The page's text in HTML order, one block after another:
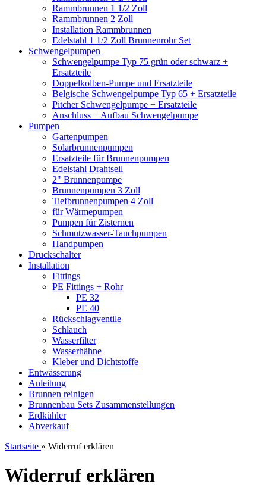
Rammbrunnen 1 1/2 Zoll
Rammbrunnen 2 Zoll
Installation Rammbrunnen
Edelstahl 1 1/2 Zoll Brunnenrohr Set
Schwengelpumpen
Schwengelpumpe Typ 75 grün oder schwarz +
Ersatzteile
Doppelkolben-Pumpe und Ersatzteile
Belgische Schwengelpumpe Typ 65 + Ersatzteile
Pitcher Schwengelpumpe + Ersatzteile
Anschluss + Aufbau Schwengelpumpe
Pumpen
Gartenpumpen
Solarbrunnenpumpen
Ersatzteile für Brunnenpumpen
Edelstahl Drahtseil
2" Brunnenpumpe
Brunnenpumpen 3 Zoll
Tiefbrunnenpumpen 4 Zoll
für Wärmepumpen
Pumpen für Zisternen
Schmutzwasser-Tauchpumpen
Handpumpen
Druckschalter
Installation
Fittings
PE Fittings + Rohr
PE 32
PE 40
Rückschlagventile
Schlauch
Wasserfilter
Wasserhähne
Kleber und Dichtstoffe
Entwässerung
Anleitung
Brunnen reinigen
Brunnenbau Sets Zusammenstellungen
Erdkühler
Abverkauf
Startseite » Widerruf erklären
Widerruf erklären